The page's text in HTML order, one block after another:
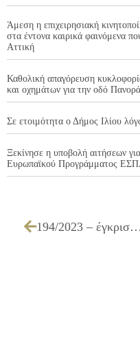
Άμεση η επιχειρησιακή
στα έντονα καιρικά φαινόμενα
Αττική
Καθολική απαγόρευση
και οχημάτων για την οδό
Σε ετοιμότητα ο Δήμος Ιλίου
Ξεκίνησε η υποβολή αιτήσεων
Ευρωπαϊκού Προγράμματος
194/2023 – έγκριση τεχνικών προδιαγραφών, καθορισμός όρων διακήρυξης, και τρόπου εκτέλεσης και συγκρότησης επιτροπής διενέργειας διαγωνισμού και αξιολόγησης υποβαλλόμενων προσφορών, που αφορoύν στον ανοιχτό ηλεκτρονικό διαγωνισμό κάτω των ορίων με κριτήριο ανάθεσης την πλέον συμφέρουσα από οικονομική άποψη προσφορά αποκλειστικά βάσει τιμής, για τις «Υπηρεσίες στελέχωσης, συντήρησης και επίβλεψης ορθής λειτουργίας κολυμβητηρίου στο Εθνικό Κέντρο Αποκατάστασης του Δήμου Ιλίου»